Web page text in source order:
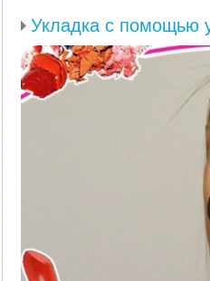
Укладка с помощью